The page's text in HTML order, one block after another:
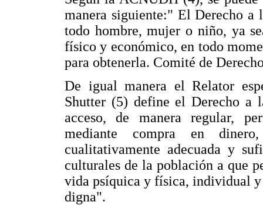
manera siguiente:" El Derecho a
todo hombre, mujer o niño, ya
físico y económico, en todo
para obtenerla. Comité de
De igual manera el Relator
Shutter (5) define el Derecho a
acceso, de manera regular,
mediante compra en
cualitativamente adecuada y
culturales de la población a que
vida psíquica y física, individual
digna".